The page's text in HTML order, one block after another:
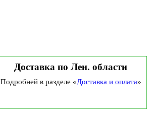
Доставка по Лен. области
Подробней в разделе «Доставка и оплата»